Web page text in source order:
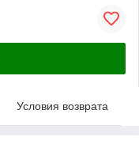
Условия возврата